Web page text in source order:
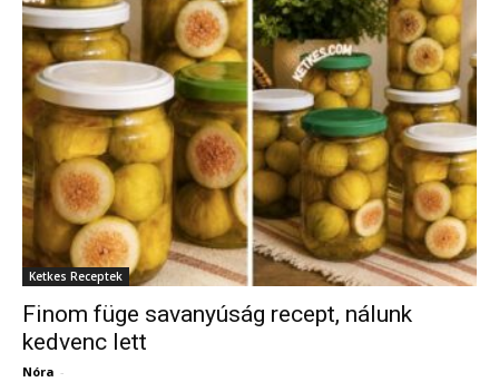
Ketkes Receptek
Finom füge savanyúság recept, nálunk
kedvenc lett
Nóra -